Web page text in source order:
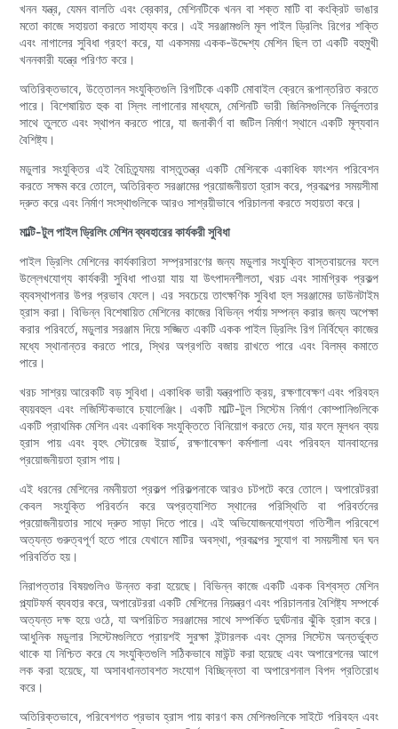
খনন যন্ত্র, যেমন বালতি এবং ব্রেকার, মেশিনটিকে খনন বা শক্ত মাটি বা কংক্রিট ভাঙার
মতো কাজে সহায়তা করতে সাহায্য করে। এই সরঞ্জামগুলি মূল পাইল ড্রিলিং রিগের শক্তি
এবং নাগালের সুবিধা গ্রহণ করে, যা একসময় একক-উদ্দেশ্য মেশিন ছিল তা একটি বহুমুখী
খননকারী যন্ত্রে পরিণত করে।
অতিরিক্তভাবে, উত্তোলন সংযুক্তিগুলি রিগটিকে একটি মোবাইল ক্রেনে রূপান্তরিত করতে
পারে। বিশেষায়িত হুক বা স্লিং লাগানোর মাধ্যমে, মেশিনটি ভারী জিনিসগুলিকে নির্ভুলতার
সাথে তুলতে এবং স্থাপন করতে পারে, যা জনাকীর্ণ বা জটিল নির্মাণ স্থানে একটি মূল্যবান
বৈশিষ্ট্য।
মডুলার সংযুক্তির এই বৈচিত্র্যময় বাস্তুতন্ত্র একটি মেশিনকে একাধিক ফাংশন পরিবেশন
করতে সক্ষম করে তোলে, অতিরিক্ত সরঞ্জামের প্রয়োজনীয়তা হ্রাস করে, প্রকল্পের সময়সীমা
দ্রুত করে এবং নির্মাণ সংস্থাগুলিকে আরও সাশ্রয়ীভাবে পরিচালনা করতে সহায়তা করে।
মাল্টি-টুল পাইল ড্রিলিং মেশিন ব্যবহারের কার্যকরী সুবিধা
পাইল ড্রিলিং মেশিনের কার্যকারিতা সম্প্রসারণের জন্য মডুলার সংযুক্তি বাস্তবায়নের ফলে
উল্লেখযোগ্য কার্যকরী সুবিধা পাওয়া যায় যা উৎপাদনশীলতা, খরচ এবং সামগ্রিক প্রকল্প
ব্যবস্থাপনার উপর প্রভাব ফেলে। এর সবচেয়ে তাৎক্ষণিক সুবিধা হল সরঞ্জামের ডাউনটাইম
হ্রাস করা। বিভিন্ন বিশেষায়িত মেশিনের কাজের বিভিন্ন পর্যায় সম্পন্ন করার জন্য অপেক্ষা
করার পরিবর্তে, মডুলার সরঞ্জাম দিয়ে সজ্জিত একটি একক পাইল ড্রিলিং রিগ নির্বিঘ্নে কাজের
মধ্যে স্থানান্তর করতে পারে, স্থির অগ্রগতি বজায় রাখতে পারে এবং বিলম্ব কমাতে
পারে।
খরচ সাশ্রয় আরেকটি বড় সুবিধা। একাধিক ভারী যন্ত্রপাতি ক্রয়, রক্ষণাবেক্ষণ এবং পরিবহন
ব্যয়বহুল এবং লজিস্টিকভাবে চ্যালেঞ্জিং। একটি মাল্টি-টুল সিস্টেম নির্মাণ কোম্পানিগুলিকে
একটি প্রাথমিক মেশিন এবং একাধিক সংযুক্তিতে বিনিয়োগ করতে দেয়, যার ফলে মূলধন ব্যয়
হ্রাস পায় এবং বৃহৎ স্টোরেজ ইয়ার্ড, রক্ষণাবেক্ষণ কর্মশালা এবং পরিবহন যানবাহনের
প্রয়োজনীয়তা হ্রাস পায়।
এই ধরনের মেশিনের নমনীয়তা প্রকল্প পরিকল্পনাকে আরও চটপটে করে তোলে। অপারেটররা
কেবল সংযুক্তি পরিবর্তন করে অপ্রত্যাশিত স্থানের পরিস্থিতি বা পরিবর্তনের
প্রয়োজনীয়তার সাথে দ্রুত সাড়া দিতে পারে। এই অভিযোজনযোগ্যতা গতিশীল পরিবেশে
অত্যন্ত গুরুত্বপূর্ণ হতে পারে যেখানে মাটির অবস্থা, প্রকল্পের সুযোগ বা সময়সীমা ঘন ঘন
পরিবর্তিত হয়।
নিরাপত্তার বিষয়গুলিও উন্নত করা হয়েছে। বিভিন্ন কাজে একটি একক বিশ্বস্ত মেশিন
প্ল্যাটফর্ম ব্যবহার করে, অপারেটররা একটি মেশিনের নিয়ন্ত্রণ এবং পরিচালনার বৈশিষ্ট্য সম্পর্কে
অত্যন্ত দক্ষ হয়ে ওঠে, যা অপরিচিত সরঞ্জামের সাথে সম্পর্কিত দুর্ঘটনার ঝুঁকি হ্রাস করে।
আধুনিক মডুলার সিস্টেমগুলিতে প্রায়শই সুরক্ষা ইন্টারলক এবং সেন্সর সিস্টেম অন্তর্ভুক্ত
থাকে যা নিশ্চিত করে যে সংযুক্তিগুলি সঠিকভাবে মাউন্ট করা হয়েছে এবং অপারেশনের আগে
লক করা হয়েছে, যা অসাবধানতাবশত সংযোগ বিচ্ছিন্নতা বা অপারেশনাল বিপদ প্রতিরোধ
করে।
অতিরিক্তভাবে, পরিবেশগত প্রভাব হ্রাস পায় কারণ কম মেশিনগুলিকে সাইটে পরিবহন এবং